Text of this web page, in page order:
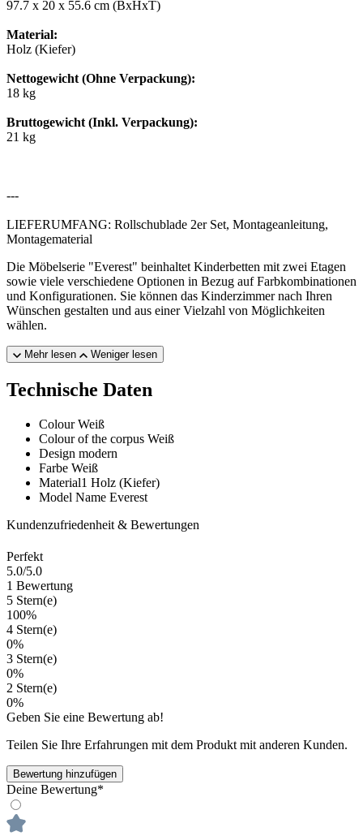
97.7 x 20 x 55.6 cm (BxHxT)
Material:
Holz (Kiefer)
Nettogewicht (Ohne Verpackung):
18 kg
Bruttogewicht (Inkl. Verpackung):
21 kg
---
LIEFERUMFANG: Rollschublade 2er Set, Montageanleitung,
Montagematerial
Die Möbelserie "Everest" beinhaltet Kinderbetten mit zwei Etagen
sowie viele verschiedene Optionen in Bezug auf Farbkombinationen
und Konfigurationen. Sie können das Kinderzimmer nach Ihren
Wünschen gestalten und aus einer Vielzahl von Möglichkeiten
wählen.
Mehr lesen Weniger lesen
Technische Daten
Colour Weiß
Colour of the corpus Weiß
Design modern
Farbe Weiß
Material1 Holz (Kiefer)
Model Name Everest
Kundenzufriedenheit & Bewertungen
Perfekt
5.0/5.0
1 Bewertung
5 Stern(e)
100%
4 Stern(e)
0%
3 Stern(e)
0%
2 Stern(e)
0%
Geben Sie eine Bewertung ab!
Teilen Sie Ihre Erfahrungen mit dem Produkt mit anderen Kunden.
Bewertung hinzufügen
Deine Bewertung*